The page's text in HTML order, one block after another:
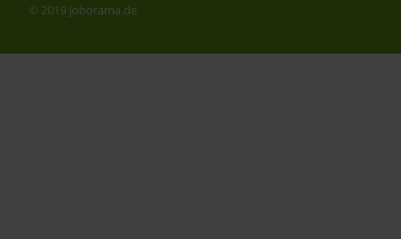
© 2019 joborama.de